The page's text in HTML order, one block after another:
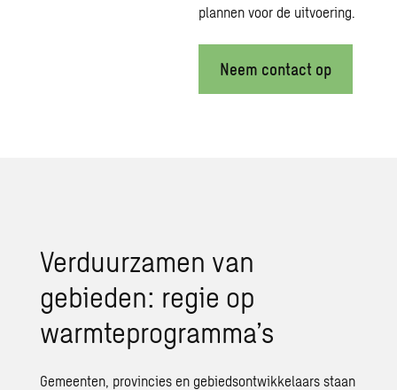
plannen voor de uitvoering.
Neem contact op
Verduurzamen van
gebieden: regie op
warmteprogramma’s
Gemeenten, provincies en gebiedsontwikkelaars staan